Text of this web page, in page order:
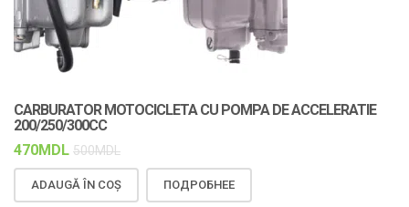
CARBURATOR MOTOCICLETA CU POMPA DE ACCELERATIE
200/250/300CC
470MDL 500MDL
ADAUGĂ ÎN COȘ ПОДРОБНЕЕ